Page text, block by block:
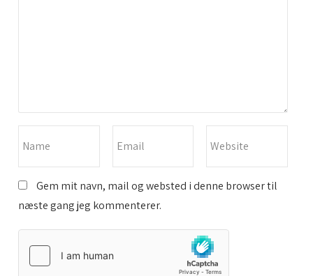
Gem mit navn, mail og websted i denne browser til
næste gang jeg kommenterer.